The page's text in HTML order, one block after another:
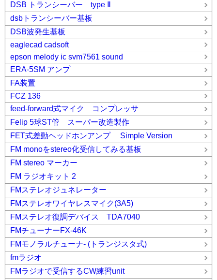
DSB トランシーバー type Ⅱ
dsbトランシーバー基板
DSB波発生基板
eaglecad cadsoft
epson melody ic svm7561 sound
ERA-5SM アンプ
FA装置
FCZ 136
feed-forward式マイク コンプレッサ
Felip 5球ST管 スーパー改造製作
FET式差動ヘッドホンアンプ Simple Version
FM monoをstereo化受信してみる基板
FM stereo マーカー
FM ラジオキット 2
FMステレオジュネレーター
FMステレオワイヤレスマイク(3A5)
FMステレオ復調デバイス TDA7040
FMチューナーFX-46K
FMモノラルチューナ- (トランジスタ式)
fmラジオ
FMラジオで受信するCW練習unit